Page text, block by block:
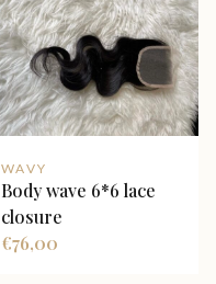
WAVY
Body wave 6*6 lace
closure
76,00
€